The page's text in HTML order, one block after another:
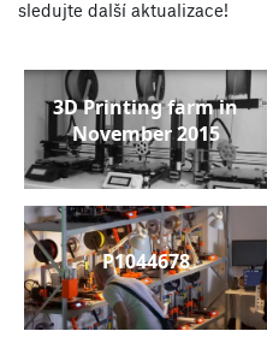
sledujte další aktualizace!
3D Printing farm in
November 2015
P1044678